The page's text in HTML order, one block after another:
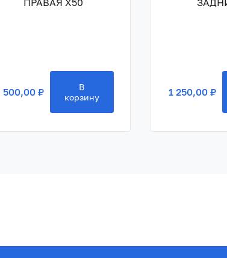
ПРАВАЯ X50
500,00 ₽
В
корзину
1 250,00 ₽